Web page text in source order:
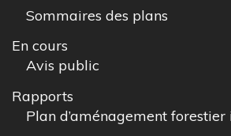
Sommaires des plans
En cours
Avis public
Rapports
Plan d’aménagement